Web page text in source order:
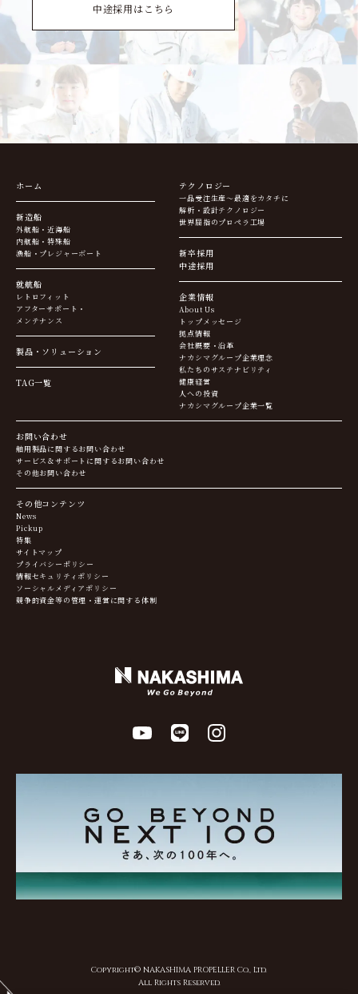
中途採用はこちら
Copyright© NAKASHIMA PROPELLER Co., Ltd.
All Rights Reserved.
ホーム
新造船
外航船・近海船
内航船・特殊船
漁船・プレジャーボート
就航船
レトロフィット
アフターサポート・
メンテナンス
製品・ソリューション
TAG一覧
テクノロジー
一品受注生産～最適をカタチに
解析・設計テクノロジー
世界屈指のプロペラ工場
新卒採用
中途採用
企業情報
About Us
トップメッセージ
拠点情報
会社概要・沿革
ナカシマグループ企業理念
私たちのサステナビリティ
健康経営
人への投資
ナカシマグループ企業一覧
お問い合わせ
舶用製品に関するお問い合わせ
サービス＆サポートに関するお問い合わせ
その他お問い合わせ
その他コンテンツ
News
Pickup
特集
サイトマップ
プライバシーポリシー
情報セキュリティポリシー
ソーシャルメディアポリシー
競争的資金等の管理・運営に関する体制